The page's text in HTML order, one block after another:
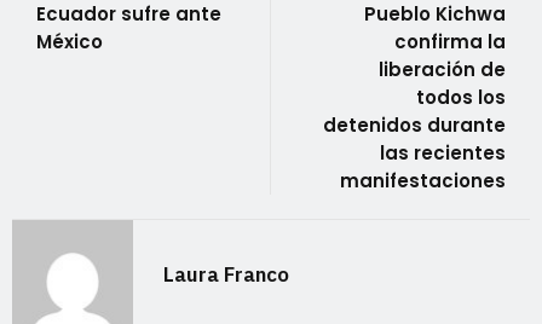
Ecuador sufre ante
México
Pueblo Kichwa
confirma la
liberación de
todos los
detenidos durante
las recientes
manifestaciones
Laura Franco